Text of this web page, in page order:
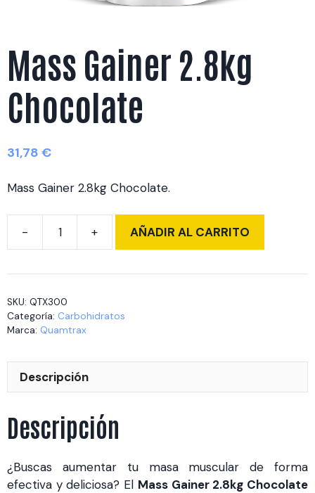
Mass Gainer 2.8kg
Chocolate
31,78 €
Mass Gainer 2.8kg Chocolate.
Mass
2.8kg
cantidad
AÑADIR AL CARRITO
SKU: QTX300
Categoría: Carbohidratos
Marca: Quamtrax
Descripción
Descripción
¿Buscas aumentar tu masa muscular de forma
efectiva y deliciosa? El Mass Gainer 2.8kg Chocolate